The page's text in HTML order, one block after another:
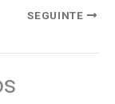
SEGUINTE